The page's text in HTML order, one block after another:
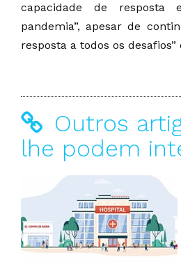
capacidade de resposta
pandemia”, apesar de
resposta a todos os desafios”
Outros
lhe podem